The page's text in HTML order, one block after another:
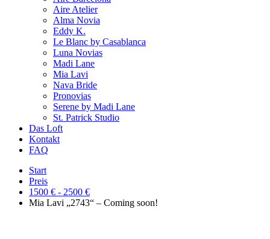
Aire Atelier
Alma Novia
Eddy K.
Le Blanc by Casablanca
Luna Novias
Madi Lane
Mia Lavi
Nava Bride
Pronovias
Serene by Madi Lane
St. Patrick Studio
Das Loft
Kontakt
FAQ
Start
Preis
1500 € - 2500 €
Mia Lavi „2743“ – Coming soon!